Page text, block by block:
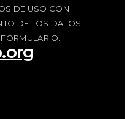
DE USO CON
DE LOS DATOS